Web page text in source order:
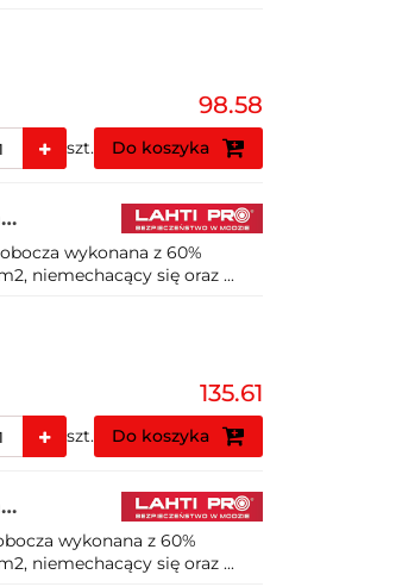
98.58
szt. Do koszyka
wykonana z 60%
niemechacący się oraz ...
135.61
szt. Do koszyka
wykonana z 60%
niemechacący się oraz ...